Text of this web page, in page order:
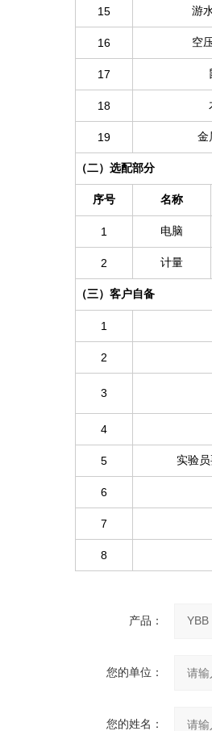
15 游
16 空
17
18
19 金
（二）选配部分
序号 名称
1 电脑
2 计量
（三）客户自备
1
2
3
4
5 实验
6
7
8
产品：
您的单位：
您的姓名：